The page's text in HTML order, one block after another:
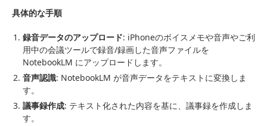
具体的な手順
録音データのアップロード: iPhoneのボイスメモや音声やご利
用中の会議ツールで録音/録画した音声ファイルを
NotebookLM にアップロードします。
音声認識: NotebookLM が音声データをテキストに変換しま
す。
議事録作成: テキスト化された内容を基に、議事録を作成しま
す。